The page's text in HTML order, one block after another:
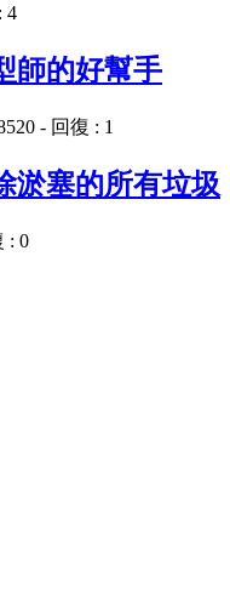
4
師的好幫手
- 回復 : 1
淤塞的所有垃圾
: 0